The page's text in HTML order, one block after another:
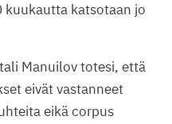
katsotaan jo
Manuilov totesi, että
eivät vastanneet
eikä corpus